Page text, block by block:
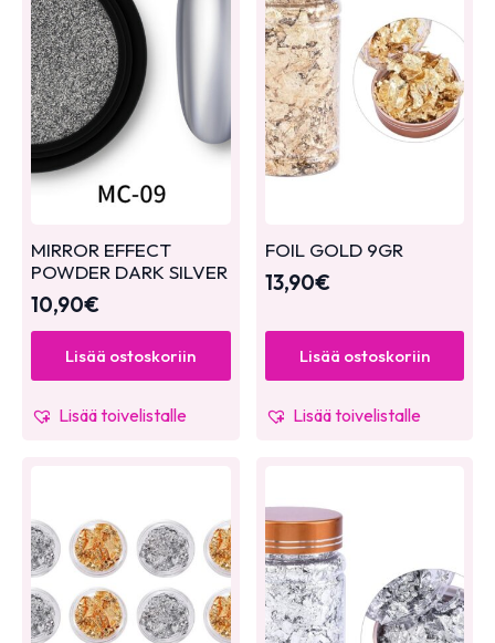
MIRROR EFFECT
POWDER DARK SILVER
10,90€
Lisää ostoskoriin
Lisää toivelistalle
FOIL GOLD 9GR
13,90€
Lisää ostoskoriin
Lisää toivelistalle